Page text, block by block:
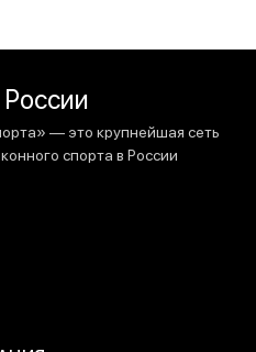
— это крупнейшая сеть
спорта в России